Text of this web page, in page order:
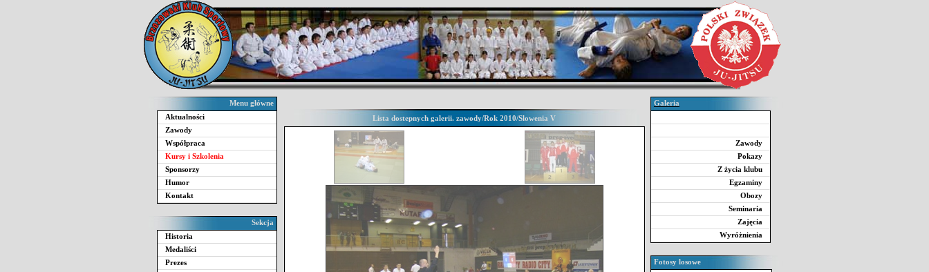
Menu główne
Aktualności
Zawody
Współpraca
Kursy i Szkolenia
Sponsorzy
Humor
Kontakt
Sekcja
Historia
Medaliści
Prezes
Lista dostepnych galerii. zawody/Rok 2010/Slowenia V
Galeria
Zawody
Pokazy
Z życia klubu
Egzaminy
Obozy
Seminaria
Zajęcia
Wyróżnienia
Fotosy losowe